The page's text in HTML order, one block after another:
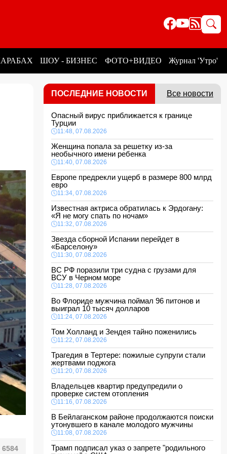
ШОУ - БИЗНЕС ФОТО+ВИДЕО Журнал 'Утро'
6584
ПОСЛЕДНИЕ НОВОСТИ Все новости
Опасный вирус приближается к границе
Турции
11:48, 07.08.2026
Женщина попала за решетку из-за
необычного имени ребенка
11:40, 07.08.2026
Европе предрекли ущерб в размере 800 млрд
евро
11:34, 07.08.2026
Известная актриса обратилась к Эрдогану:
«Я не могу спать по ночам»
11:32, 07.08.2026
Звезда сборной Испании перейдет в
«Барселону»
11:30, 07.08.2026
ВС РФ поразили три судна с грузами для
ВСУ в Черном море
11:28, 07.08.2026
Во Флориде мужчина поймал 96 питонов и
выиграл 10 тысяч долларов
11:24, 07.08.2026
Том Холланд и Зендея тайно поженились
11:22, 07.08.2026
Трагедия в Тертере: пожилые супруги стали
жертвами поджога
11:20, 07.08.2026
Владельцев квартир предупредили о
проверке систем отопления
11:16, 07.08.2026
В Бейлаганском районе продолжаются поиски
утонувшего в канале молодого мужчины
11:08, 07.08.2026
Трамп подписал указ о запрете "родильного